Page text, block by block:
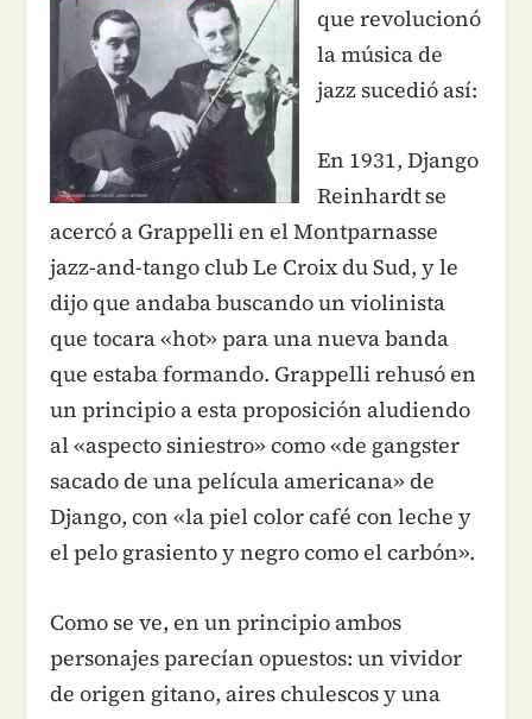
que revolucionó
la música de
jazz sucedió así:
En 1931, Django
Reinhardt se
acercó a Grappelli en el Montparnasse
jazz-and-tango club Le Croix du Sud, y le
dijo que andaba buscando un violinista
que tocara «hot» para una nueva banda
que estaba formando. Grappelli rehusó en
un principio a esta proposición aludiendo
al «aspecto siniestro» como «de gangster
sacado de una película americana» de
Django, con «la piel color café con leche y
el pelo grasiento y negro como el carbón».
Como se ve, en un principio ambos
personajes parecían opuestos: un vividor
de origen gitano, aires chulescos y una